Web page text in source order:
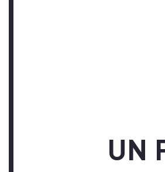
UN